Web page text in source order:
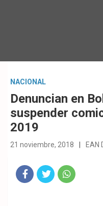
NACIONAL
Denuncian en
suspender
2019
21 noviembre, 2018 EAN